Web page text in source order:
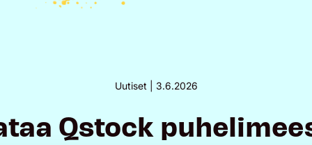
Uutiset | 3.6.2026
Qstock